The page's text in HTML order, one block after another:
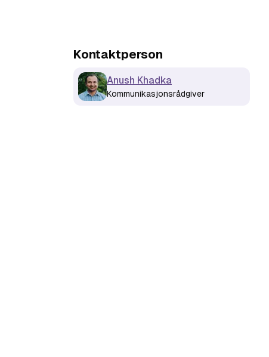
Kontaktperson
Anush Khadka
Kommunikasjonsrådgiver